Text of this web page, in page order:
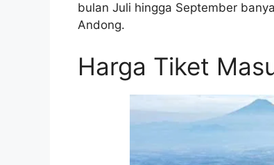
bulan Juli hingga September
Andong.
Harga Tiket